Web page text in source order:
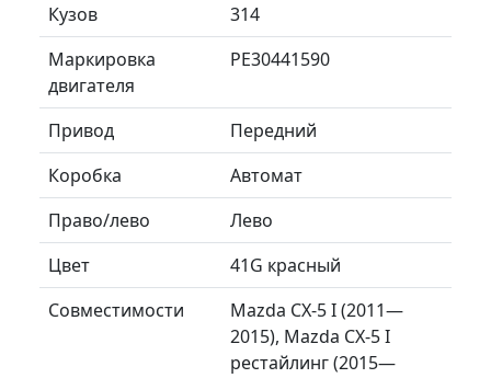
Кузов
314
Маркировка
двигателя
PE30441590
Привод
Передний
Коробка
Автомат
Право/лево
Лево
Цвет
41G красный
Совместимости
Mazda CX-5 I (2011—
2015), Mazda CX-5 I
рестайлинг (2015—